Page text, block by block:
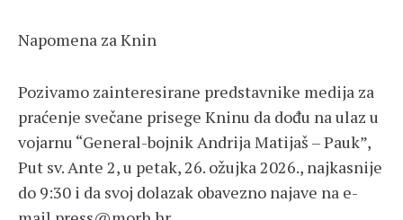
Napomena za Knin
Pozivamo zainteresirane predstavnike medija za
praćenje svečane prisege Kninu da dođu na ulaz u
vojarnu “General-bojnik Andrija Matijaš – Pauk”,
Put sv. Ante 2, u petak, 26. ožujka 2026., najkasnije
do 9:30 i da svoj dolazak obavezno najave na e-